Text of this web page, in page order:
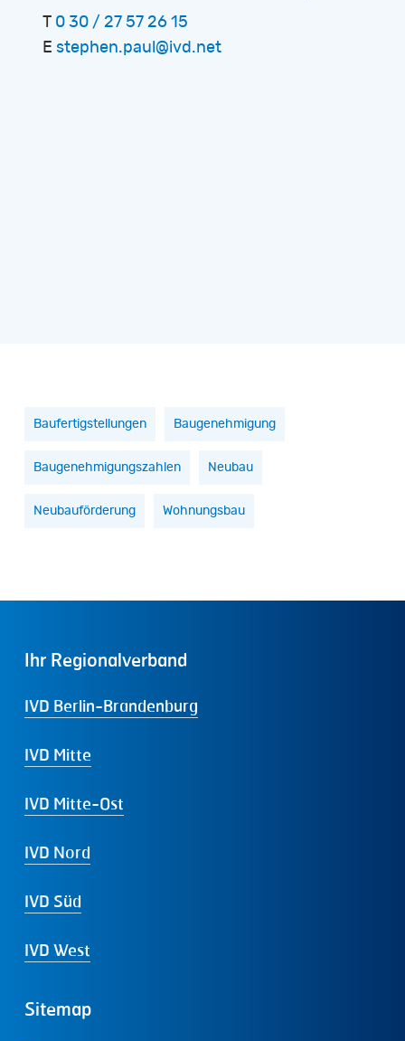
T 0 30 / 27 57 26 15
E stephen.paul@ivd.net
Baufertigstellungen Baugenehmigung
Baugenehmigungszahlen Neubau
Neubauförderung Wohnungsbau
Ihr Regionalverband
IVD Berlin-Brandenburg
IVD Mitte
IVD Mitte-Ost
IVD Nord
IVD Süd
IVD West
Sitemap